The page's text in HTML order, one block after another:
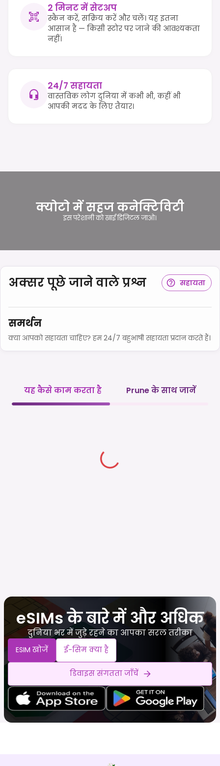
2 मिनट में सेटअप
स्कैन करें, सक्रिय करें और चलें। यह इतना
आसान है — किसी स्टोर पर जाने की आवश्यकता
नहीं।
24/7 सहायता
वास्तविक लोग दुनिया में कभी भी, कहीं भी
आपकी मदद के लिए तैयार।
क्योटो में सहज कनेक्टिविटी
इस परेशानी को खाई डिजिटल जाओ।
अक्सर पूछे जाने वाले प्रश्न सहायता
समर्थन
क्या आपको सहायता चाहिए? हम 24/7 बहुभाषी सहायता प्रदान करते हैं।
यह कैसे काम करता है Prune के साथ जानें
eSIMs के बारे में और अधिक
दुनिया भर में जुड़े रहने का आपका सरल तरीका
ESIM खोजें ई-सिम क्या है
डिवाइस संगतता जाँचें